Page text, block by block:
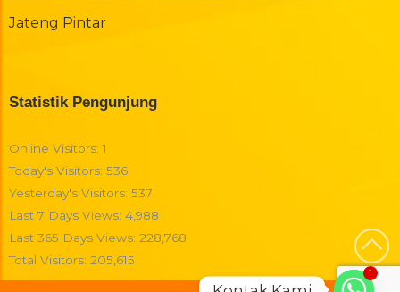
Jateng Pintar
Statistik Pengunjung
Online Visitors:1
Today's Visitors: 536
Yesterday's Visitors: 537
Last 7 Days Views: 4,988
Last 365 Days Views: 228,768
Total Visitors: 205,615
1